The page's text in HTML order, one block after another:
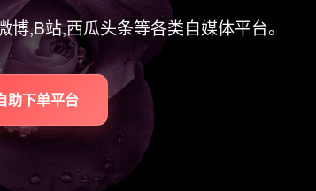
,B站,西瓜头条等各类自媒体平台。
助下单平台